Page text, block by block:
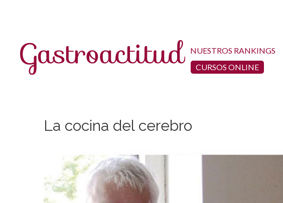
NUESTROS RANKINGS
CURSOS ONLINE
La cocina del cerebro